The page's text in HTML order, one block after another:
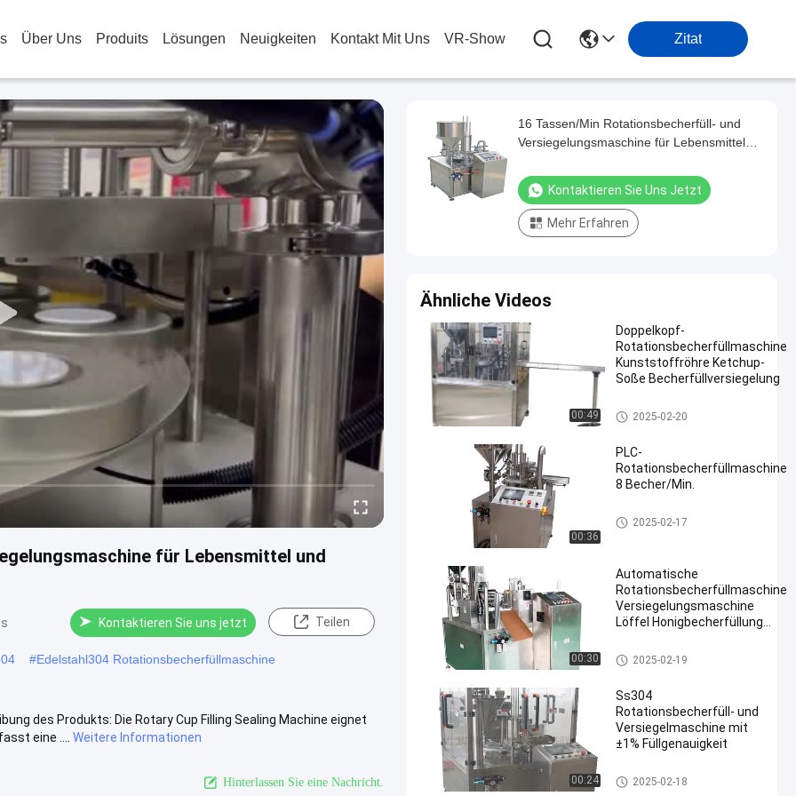
Über Uns Produits Lösungen Neuigkeiten Kontakt Mit Uns VR-Show Zitat
für Lebensmittel und
Kontaktieren Sie uns jetzt Teilen
#Edelstahl304 Rotationsbecherfüllmaschine
des Produkts: Die Rotary Cup Filling Sealing Machine eignet
eine ....
Weitere Informationen
Hinterlassen Sie eine Nachricht.
16 Tassen/Min Rotationsbecherfüll- und
Versiegelungsmaschine für Lebensmittel
Kontaktieren Sie Uns Jetzt
Mehr Erfahren
Ähnliche Videos
00:49
Doppelkopf-
Rotationsbecherfüllmaschine
Kunststoffröhre Ketchup-
Soße Becherfüllversiegelung
Rotationsbecherfüllmaschine
2025-02-20
00:36
PLC-
Rotationsbecherfüllmaschine
8 Becher/Min.
Rotationsbecherfüllmaschine
2025-02-17
00:30
Automatische
Rotationsbecherfüllmaschine
Versiegelungsmaschine
Löffel Honigbecherfüllung
Rotationsbecherfüllmaschine
2025-02-19
00:24
Ss304
Rotationsbecherfüll- und
Versiegelmaschine mit
±1% Füllgenauigkeit
Rotationsbecherfüllmaschine
2025-02-18